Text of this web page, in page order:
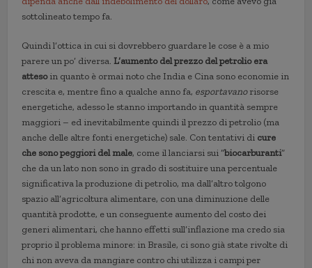
sottolineato tempo fa.
Quindi l’ottica in cui si dovrebbero guardare le cose è a mio
parere un po’ diversa. L’aumento del prezzo del petrolio era
attesoin quanto è ormai noto che India e Cina sono economie in
crescita e, mentre fino a qualche anno fa, esportavanorisorse
energetiche, adesso le stanno importando in quantità sempre
maggiori – ed inevitabilmente quindi il prezzo di petrolio (ma
anche delle altre fonti energetiche) sale. Con tentativi di cure
che sono peggiori del male, come il lanciarsi sui “biocarburanti”
che da un lato non sono in grado di sostituire una percentuale
significativa la produzione di petrolio, ma dall’altro tolgono
spazio all’agricoltura alimentare, con una diminuzione delle
quantità prodotte, e un conseguente aumento del costo dei
generi alimentari, che hanno effetti sull’inflazione ma credo sia
proprio il problema minore: in Brasile, ci sono già state rivolte di
chi non aveva da mangiare contro chi utilizza i campi per